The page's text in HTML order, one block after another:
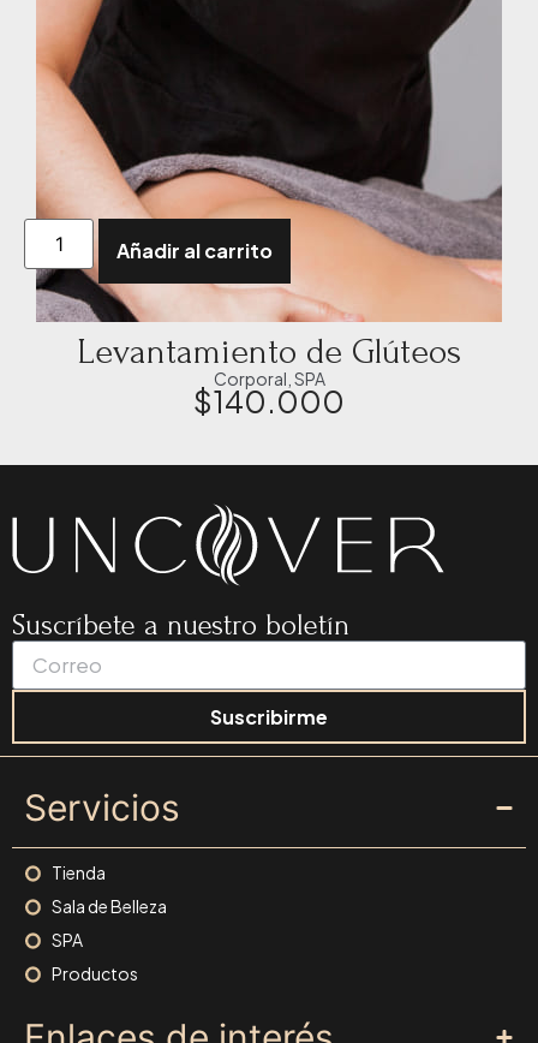
Añadir al carrito
Levantamiento de Glúteos
Corporal SPA
$140.000
Suscríbete a nuestro boletín
Suscribirme
Servicios
Tienda
Sala de Belleza
SPA
Productos